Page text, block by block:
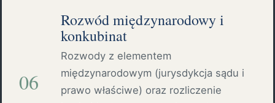
06
Rozwód międzynarodowy i
konkubinat
Rozwody z elementem
międzynarodowym (jurysdykcja sądu i
prawo właściwe) oraz rozliczenie